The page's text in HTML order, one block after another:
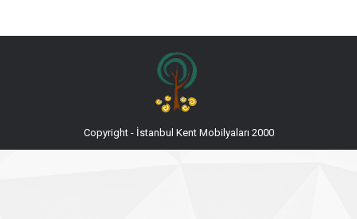
Copyright - İstanbul Kent Mobilyaları 2000